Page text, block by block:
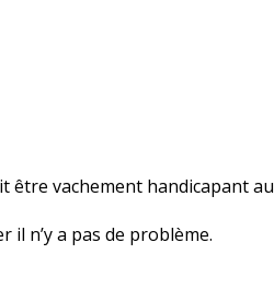
être vachement handicapant au
il n’y a pas de problème.